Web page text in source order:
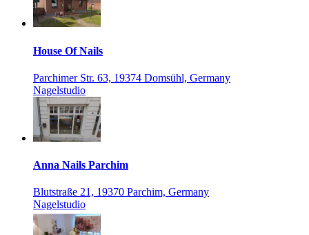
House Of Nails
Parchimer Str. 63, 19374 Domsühl, Germany
Nagelstudio
Anna Nails Parchim
Blutstraße 21, 19370 Parchim, Germany
Nagelstudio